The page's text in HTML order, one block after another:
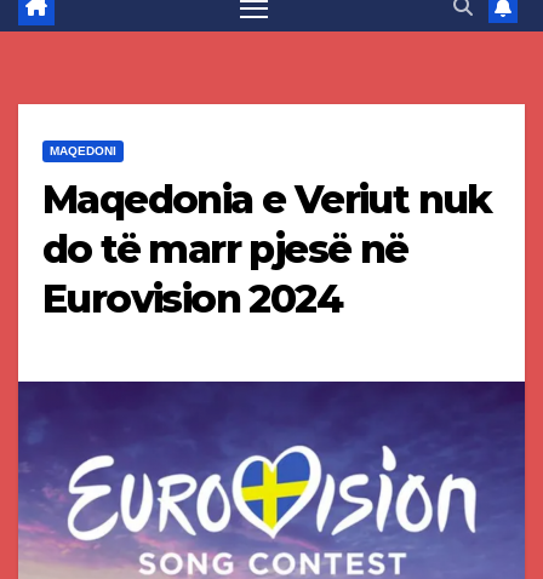
MAQEDONI
Maqedonia e Veriut nuk
do të marr pjesë në
Eurovision 2024